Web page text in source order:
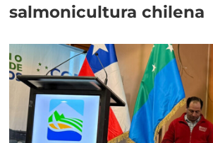
salmonicultura chilena